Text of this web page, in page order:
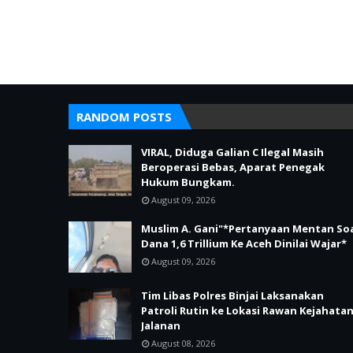
RANDOM POSTS
VIRAL, Diduga Galian C Ilegal Masih
Beroperasi Bebas, Aparat Penegak
Hukum Bungkam.
August 09, 2026
Muslim A. Gani"*Pertanyaan Mentan
Dana 1,6 Trillium Ke Aceh Dinilai Wajar*
August 09, 2026
Tim Libas Polres Binjai Laksanakan
Patroli Rutin ke Lokasi Rawan Kejahatan
Jalanan
August 08, 2026